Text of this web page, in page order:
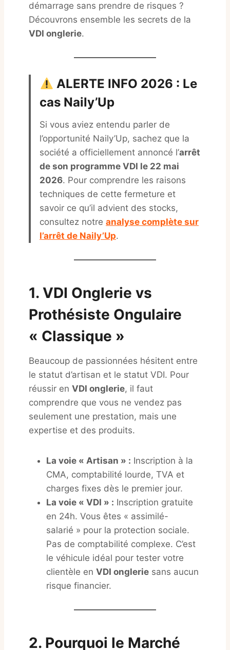
démarrage sans prendre de risques ?
Découvrons ensemble les secrets de la
VDI onglerie.
ALERTE INFO 2026 : Le
cas Naily’Up
Si vous aviez entendu parler de
l’opportunité Naily’Up, sachez que la
société a officiellement annoncé l’arrêt
de son programme VDI le 22 mai
2026. Pour comprendre les raisons
techniques de cette fermeture et
savoir ce qu’il advient des stocks,
consultez notre analyse complète sur
l’arrêt de Naily’Up.
1. VDI Onglerie vs
Prothésiste Ongulaire
« Classique »
Beaucoup de passionnées hésitent entre
le statut d’artisan et le statut VDI. Pour
réussir en VDI onglerie, il faut
comprendre que vous ne vendez pas
seulement une prestation, mais une
expertise et des produits.
La voie « Artisan » : Inscription à la
CMA, comptabilité lourde, TVA et
charges fixes dès le premier jour.
La voie « VDI » : Inscription gratuite
en 24h. Vous êtes « assimilé-
salarié » pour la protection sociale.
Pas de comptabilité complexe. C’est
le véhicule idéal pour tester votre
clientèle en VDI onglerie sans aucun
risque financier.
2. Pourquoi le Marché